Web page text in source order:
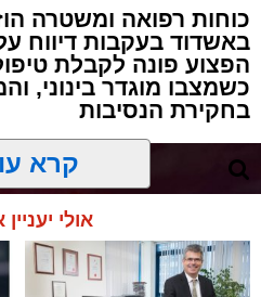
כוחות רפואה ומשטרה
באשדוד בעקבות דיווח
הפצוע פונה לקבלת
כשמצבו מוגדר בינוני,
בחקירת הנסיבות
קרא
אולי